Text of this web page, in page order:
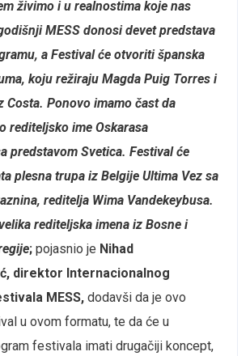
živimo i u realnostima koje nas
MESS donosi devet predstava
a Festival će otvoriti španska
koju režiraju Magda Puig Torres i
Costa. Ponovo imamo čast da
rediteljsko ime Oskarasa
predstavom Svetica. Festival će
plesna trupa iz Belgije Ultima Vez sa
reditelja Wima Vandekeybusa.
rediteljska imena iz Bosne i
; pojasnio je Nihad
direktor Internacionalnog
MESS, dodavši da je ovo
u ovom formatu, te da će u
festivala imati drugačiji koncept,